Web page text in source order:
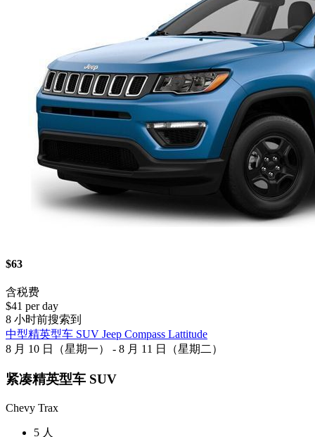
$63
含税费
$41 per day
8 小时前搜索到
中型精英型车 SUV Jeep Compass Lattitude
8 月 10 日（星期一） - 8 月 11 日（星期二）
紧凑精英型车 SUV
Chevy Trax
5 人